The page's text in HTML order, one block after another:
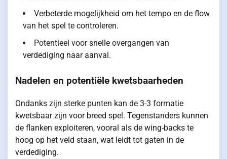
Verbeterde mogelijkheid om het tempo en de flow
van het spel te controleren.
Potentieel voor snelle overgangen van
verdediging naar aanval.
Nadelen en potentiële kwetsbaarheden
Ondanks zijn sterke punten kan de 3-3 formatie
kwetsbaar zijn voor breed spel. Tegenstanders kunnen
de flanken exploiteren, vooral als de wing-backs te
hoog op het veld staan, wat leidt tot gaten in de
verdediging.